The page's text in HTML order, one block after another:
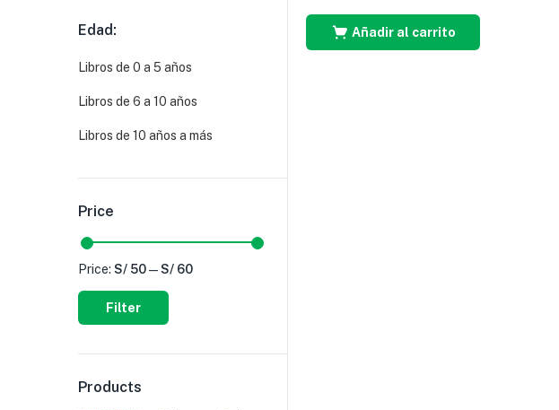
Añadir al carrito
Edad:
Libros de 0 a 5 años
Libros de 6 a 10 años
Libros de 10 años a más
Price
Filter
Price: S/ 50—S/ 60
Products